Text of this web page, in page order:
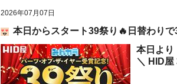
2026年07月07日
本日からスタート39祭り🔥日替わり
本日より
＼ HID屋